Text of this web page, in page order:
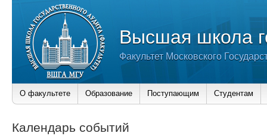
Высшая школа
Факультет Московского
О факультете Образование Поступающим Студентам
Календарь событий